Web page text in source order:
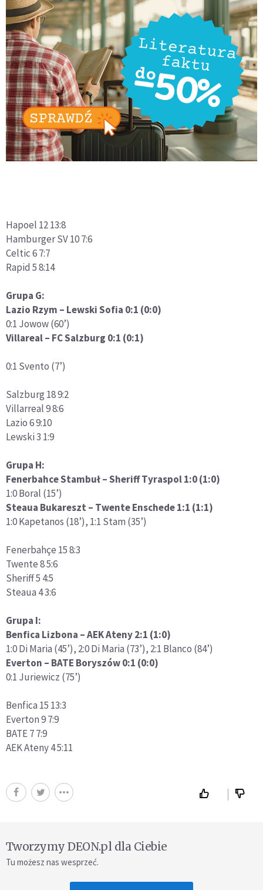
Hapoel 12 13:8
Hamburger SV 10 7:6
Celtic 6 7:7
Rapid 5 8:14
Grupa G:
Lazio Rzym – Lewski Sofia 0:1 (0:0)
0:1 Jowow (60’)
Villareal – FC Salzburg 0:1 (0:1)
0:1 Svento (7’)
Salzburg 18 9:2
Villarreal 9 8:6
Lazio 6 9:10
Lewski 3 1:9
Grupa H:
Fenerbahce Stambuł – Sheriff Tyraspol 1:0 (1:0)
1:0 Boral (15’)
Steaua Bukareszt – Twente Enschede 1:1 (1:1)
1:0 Kapetanos (18’), 1:1 Stam (35’)
Fenerbahçe 15 8:3
Twente 8 5:6
Sheriff 5 4:5
Steaua 4 3:6
Grupa I:
Benfica Lizbona – AEK Ateny 2:1 (1:0)
1:0 Di Maria (45’), 2:0 Di Maria (73’), 2:1 Blanco (84’)
Everton – BATE Boryszów 0:1 (0:0)
0:1 Juriewicz (75’)
Benfica 15 13:3
Everton 9 7:9
BATE 7 7:9
AEK Ateny 4 5:11
Tworzymy DEON.pl dla Ciebie
Tu możesz nas wesprzeć.